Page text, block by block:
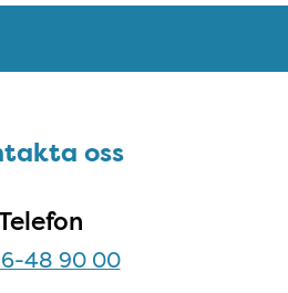
oss
48 90 00